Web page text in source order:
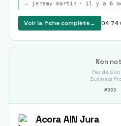
— jeremy martin · il y a 6
Voir la fiche complète→ 04 74
Non
Pas de
Business
#003
Acora AIN Jura